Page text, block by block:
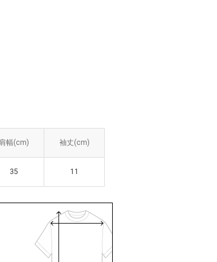
肩幅(cm) 袖丈(cm)
35 11
肩幅(cm) 袖丈(cm)
35 11